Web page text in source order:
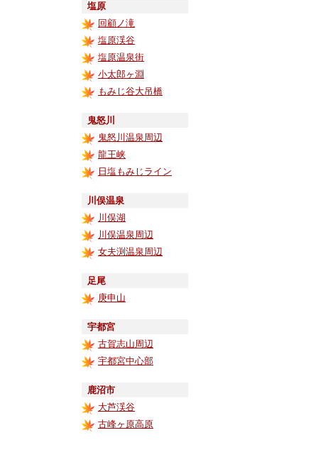
塩原
回顧ノ滝
塩原渓谷
塩原温泉街
小太郎ヶ淵
もみじ谷大吊橋
鬼怒川
鬼怒川温泉周辺
龍王峡
日塩もみじライン
川俣温泉
川俣湖
川俣温泉周辺
女夫渕温泉周辺
足尾
庚申山
宇都宮
古賀志山周辺
宇都宮中心部
鹿沼市
大芦渓谷
古峰ヶ原高原